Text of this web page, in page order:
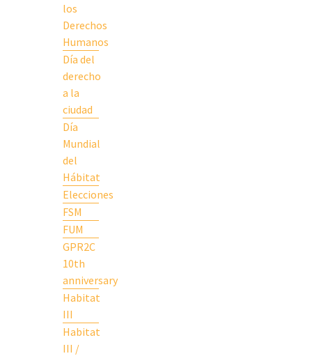
los
Derechos
Humanos
Día del
derecho
a la
ciudad
Día
Mundial
del
Hábitat
Elecciones
FSM
FUM
GPR2C
10th
anniversary
Habitat
III
Habitat
III /